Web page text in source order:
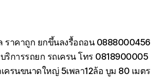
ราคาถูก ยกขึ้นลงรื้อถอน 0888000456
ริการรถยก รถเครน โทร 0818900005
ครนขนาดใหญ่ 5เพลา12ล้อ บูม 80 เมตร